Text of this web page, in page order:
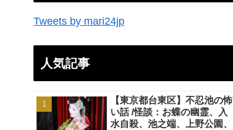
Tweets by mari24jp
人気記事
【東京都台東区】不忍池の怖
い話 /怪談：お蝶の幽霊、入
水自殺、池之端、上野公園、